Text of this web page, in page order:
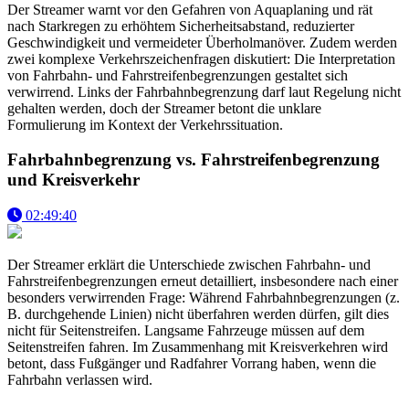
Der Streamer warnt vor den Gefahren von Aquaplaning und rät
nach Starkregen zu erhöhtem Sicherheitsabstand, reduzierter
Geschwindigkeit und vermeideter Überholmanöver. Zudem werden
zwei komplexe Verkehrszeichenfragen diskutiert: Die Interpretation
von Fahrbahn- und Fahrstreifenbegrenzungen gestaltet sich
verwirrend. Links der Fahrbahnbegrenzung darf laut Regelung nicht
gehalten werden, doch der Streamer betont die unklare
Formulierung im Kontext der Verkehrssituation.
Fahrbahnbegrenzung vs. Fahrstreifenbegrenzung
und Kreisverkehr
02:49:40
Der Streamer erklärt die Unterschiede zwischen Fahrbahn- und
Fahrstreifenbegrenzungen erneut detailliert, insbesondere nach einer
besonders verwirrenden Frage: Während Fahrbahnbegrenzungen (z.
B. durchgehende Linien) nicht überfahren werden dürfen, gilt dies
nicht für Seitenstreifen. Langsame Fahrzeuge müssen auf dem
Seitenstreifen fahren. Im Zusammenhang mit Kreisverkehren wird
betont, dass Fußgänger und Radfahrer Vorrang haben, wenn die
Fahrbahn verlassen wird.